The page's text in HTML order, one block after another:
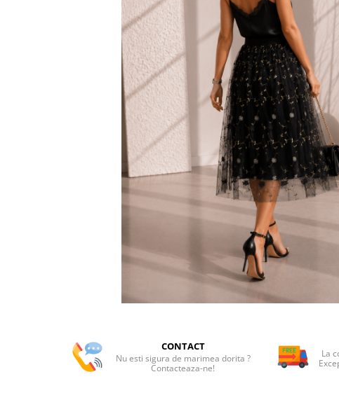
CONTACT
Nu esti sigura de marimea dorita ?
Contacteaza-ne!
La